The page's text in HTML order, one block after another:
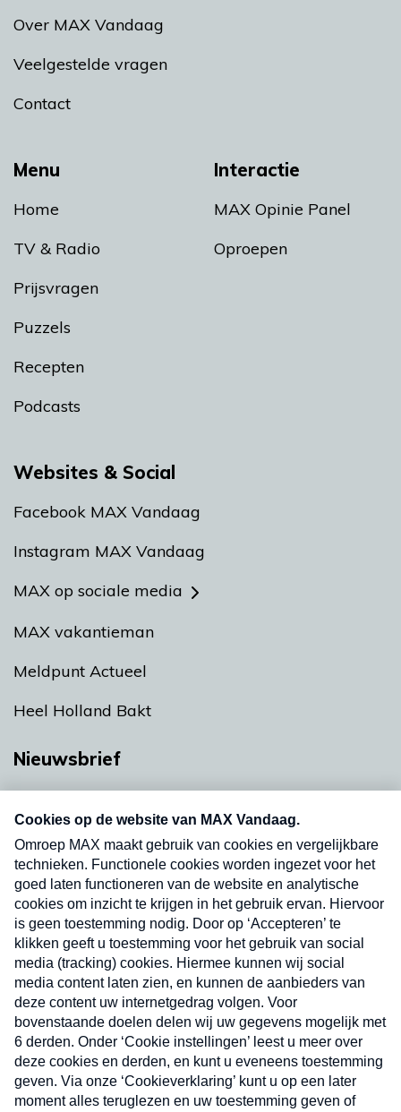
Menu
Home
TV & Radio
Prijsvragen
Puzzels
Recepten
Podcasts
Interactie
MAX Opinie Panel
Oproepen
Over MAX Vandaag
Veelgestelde vragen
Contact
Websites & Social
Facebook MAX Vandaag
Instagram MAX Vandaag
MAX op sociale media
MAX vakantieman
Meldpunt Actueel
Heel Holland Bakt
Nieuwsbrief
nieuwsbrief. Elke vrijdag- en dinsdagochtend in
uw mailbox.
Verzend
Nieuwsbrief
Neem hier een gratis abonnement op onze